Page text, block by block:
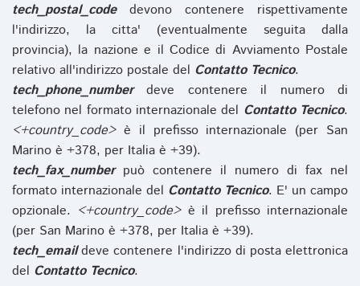
tech_postal_codedevono contenere rispettivamente
l'indirizzo, la citta' (eventualmente seguita dalla
provincia), la nazione e il Codice di Avviamento Postale
relativo all'indirizzo postale del Contatto Tecnico.
tech_phone_numberdeve contenere il numero di
telefono nel formato internazionale del Contatto Tecnico.
<+country_code>è il prefisso internazionale (per San
Marino è +378, per Italia è +39).
tech_fax_numberpuò contenere il numero di fax nel
formato internazionale del Contatto Tecnico. E' un campo
opzionale. <+country_code>è il prefisso internazionale
(per San Marino è +378, per Italia è +39).
tech_emaildeve contenere l'indirizzo di posta elettronica
del Contatto Tecnico.